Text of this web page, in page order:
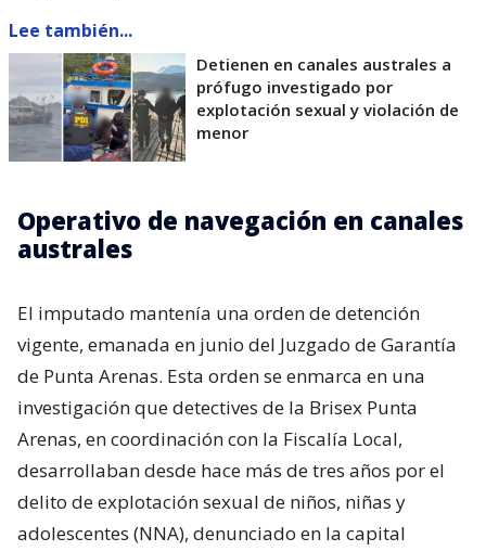
Lee también...
Detienen en canales australes a
prófugo investigado por
explotación sexual y violación de
menor
Operativo de navegación en canales
australes
El imputado mantenía una orden de detención
vigente, emanada en junio del Juzgado de Garantía
de Punta Arenas. Esta orden se enmarca en una
investigación que detectives de la Brisex Punta
Arenas, en coordinación con la Fiscalía Local,
desarrollaban desde hace más de tres años por el
delito de explotación sexual de niños, niñas y
adolescentes (NNA), denunciado en la capital